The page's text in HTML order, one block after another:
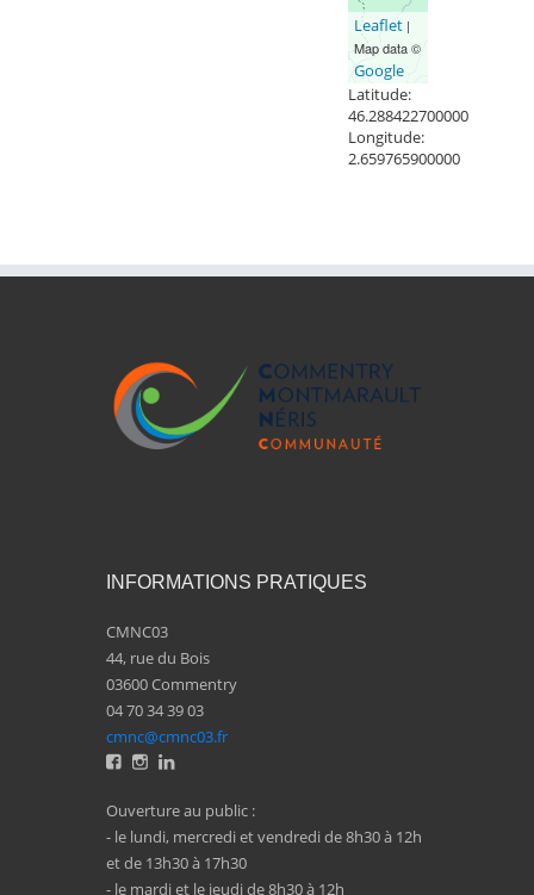
Leaflet|
Map data ©
Google
Latitude:
46.288422700000
Longitude:
2.659765900000
INFORMATIONS PRATIQUES
CMNC03
44, rue du Bois
03600 Commentry
04 70 34 39 03
cmnc@cmnc03.fr
Ouverture au public :
- le lundi, mercredi et vendredi de 8h30 à 12h
et de 13h30 à 17h30
- le mardi et le jeudi de 8h30 à 12h